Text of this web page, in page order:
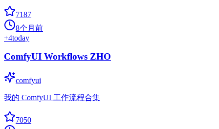
7187
8个月前
+4today
ComfyUI Workflows ZHO
comfyui
我的 ComfyUI 工作流程合集
7050